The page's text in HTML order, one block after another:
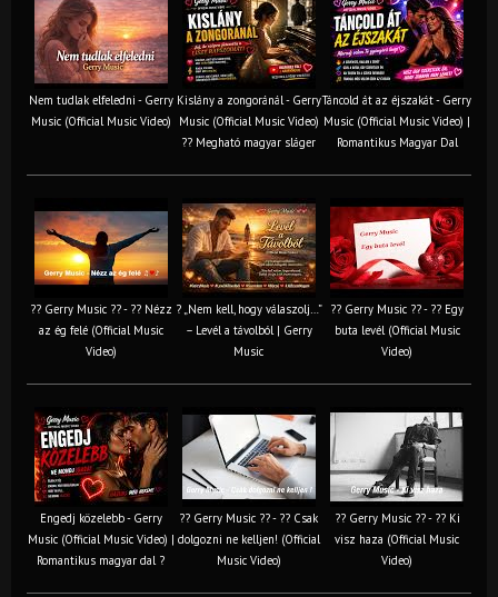
Nem tudlak elfeledni - Gerry
Music (Official Music Video)
Kislány a zongoránál - Gerry
Music (Official Music Video)
?? Megható magyar sláger
Táncold át az éjszakát - Gerry
Music (Official Music Video) |
Romantikus Magyar Dal
?? Gerry Music ?? - ?? Nézz
az ég felé (Official Music
Video)
? „Nem kell, hogy válaszolj…”
– Levél a távolból | Gerry
Music
?? Gerry Music ?? - ?? Egy
buta levél (Official Music
Video)
Engedj közelebb - Gerry
Music (Official Music Video) |
Romantikus magyar dal ?
?? Gerry Music ?? - ?? Csak
dolgozni ne kelljen! (Official
Music Video)
?? Gerry Music ?? - ?? Ki
visz haza (Official Music
Video)